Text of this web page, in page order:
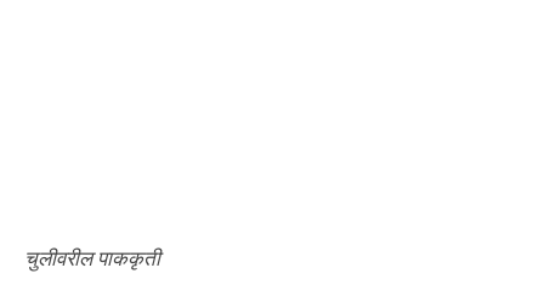
चुलीवरील पाककृती